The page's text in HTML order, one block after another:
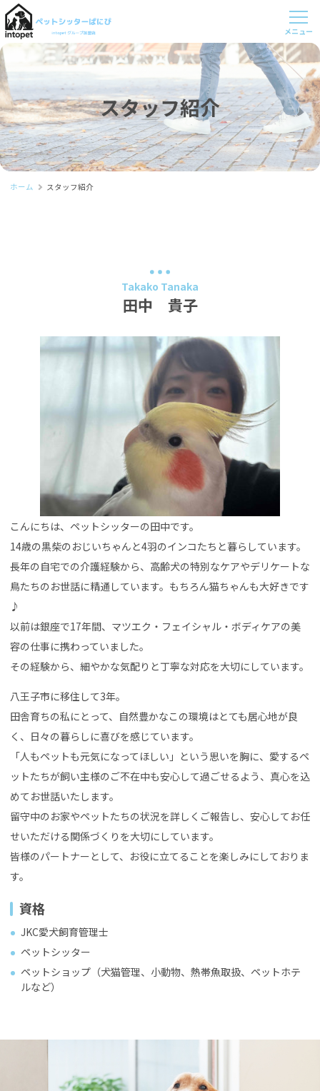
スタッフ紹介
ホーム スタッフ紹介
Takako Tanaka
田中 貴子
こんにちは、ペットシッターの田中です。
14歳の黒柴のおじいちゃんと4羽のインコたちと暮らしています。
長年の自宅での介護経験から、高齢犬の特別なケアやデリケートな
鳥たちのお世話に精通しています。もちろん猫ちゃんも大好きです
♪
以前は銀座で17年間、マツエク・フェイシャル・ボディケアの美
容の仕事に携わっていました。
その経験から、細やかな気配りと丁寧な対応を大切にしています。
八王子市に移住して3年。
田舎育ちの私にとって、自然豊かなこの環境はとても居心地が良
く、日々の暮らしに喜びを感じています。
「人もペットも元気になってほしい」という思いを胸に、愛するペ
ットたちが飼い主様のご不在中も安心して過ごせるよう、真心を込
めてお世話いたします。
留守中のお家やペットたちの状況を詳しくご報告し、安心してお任
せいただける関係づくりを大切にしています。
皆様のパートナーとして、お役に立てることを楽しみにしておりま
す。
資格
JKC愛犬飼育管理士
ペットシッター
ペットショップ（犬猫管理、小動物、熱帯魚取扱、ペットホテ
ルなど）